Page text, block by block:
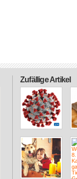
Zufällige Artikel